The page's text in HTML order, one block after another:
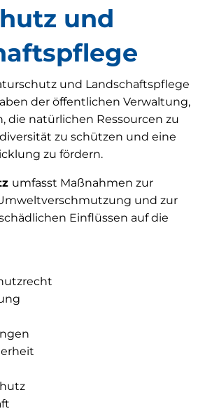
und
und Landschaftspflege
der öffentlichen Verwaltung,
die natürlichen Ressourcen zu
zu schützen und eine
zu fördern.
umfasst Maßnahmen zur
und zur
Einflüssen auf die